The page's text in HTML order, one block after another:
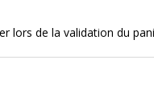
lors de la validation du